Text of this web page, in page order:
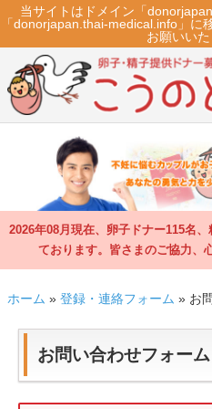
当サイトはドメイン「
「donorjapan.thai-medical.info」に
お願いいた
容
に
ホーム
卵子ドナープログラム
精子ドナープログラム
2026年08月現在、卵子ドナー115名
ております。皆さまのご協力、
ホーム » 登録・連絡フォーム » お
お問い合わせフォーム